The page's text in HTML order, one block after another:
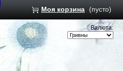
Моя корзина (пусто)
Валюта: